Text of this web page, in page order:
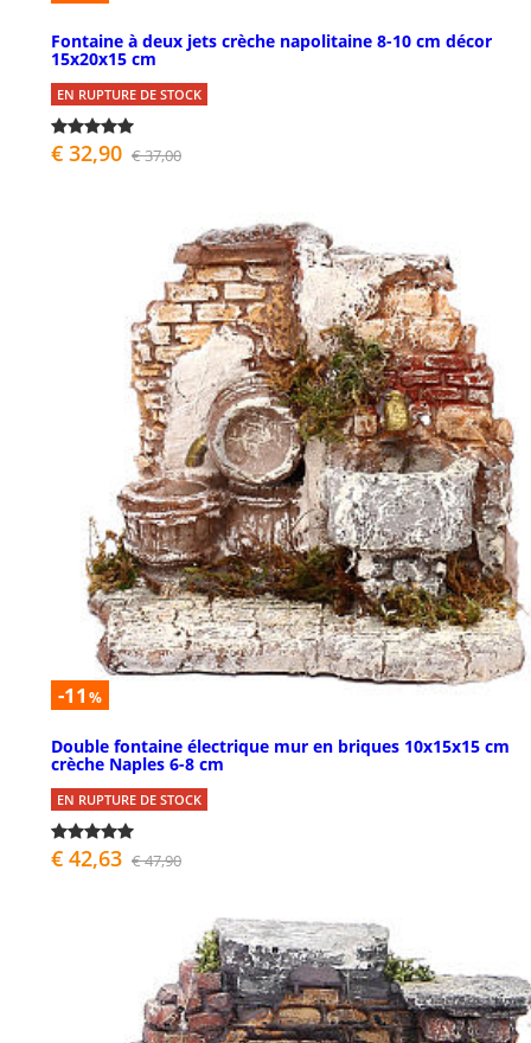
Fontaine à deux jets crèche napolitaine 8-10 cm décor
15x20x15 cm
EN RUPTURE DE STOCK
€ 32,90 € 37,00
-11 %
Double fontaine électrique mur en briques 10x15x15 cm
crèche Naples 6-8 cm
EN RUPTURE DE STOCK
€ 42,63 € 47,90